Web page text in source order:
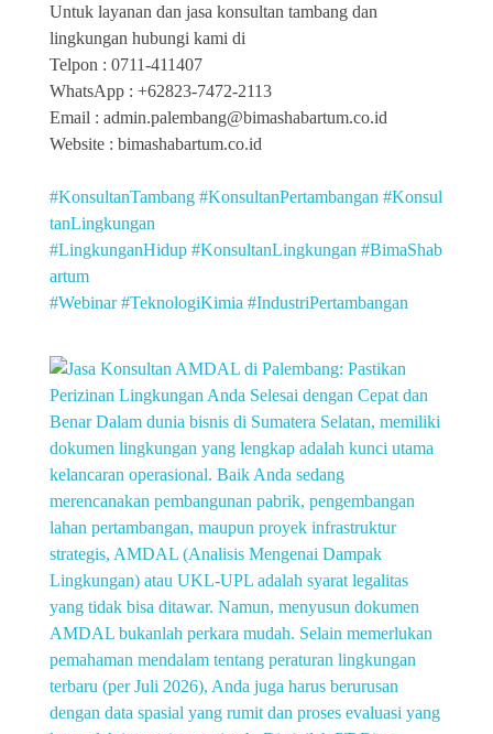
Untuk layanan dan jasa konsultan tambang dan
lingkungan hubungi kami di
Telpon : 0711-411407
WhatsApp : +62823-7472-2113
Email : admin.palembang@bimashabartum.co.id
Website : bimashabartum.co.id
#KonsultanTambang #KonsultanPertambangan #Konsul
tanLingkungan
#LingkunganHidup #KonsultanLingkungan #BimaShab
artum
#Webinar #TeknologiKimia #IndustriPertambangan